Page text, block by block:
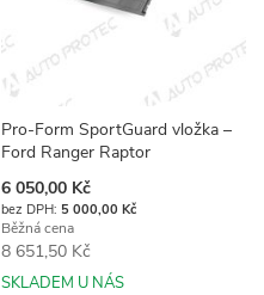
Pro-Form SportGuard vložka –
Ford Ranger Raptor
Akční
cena
6 050,00 Kč
5 000,00 Kč
Běžná cena
8 651,50 Kč
SKLADEM U NÁS